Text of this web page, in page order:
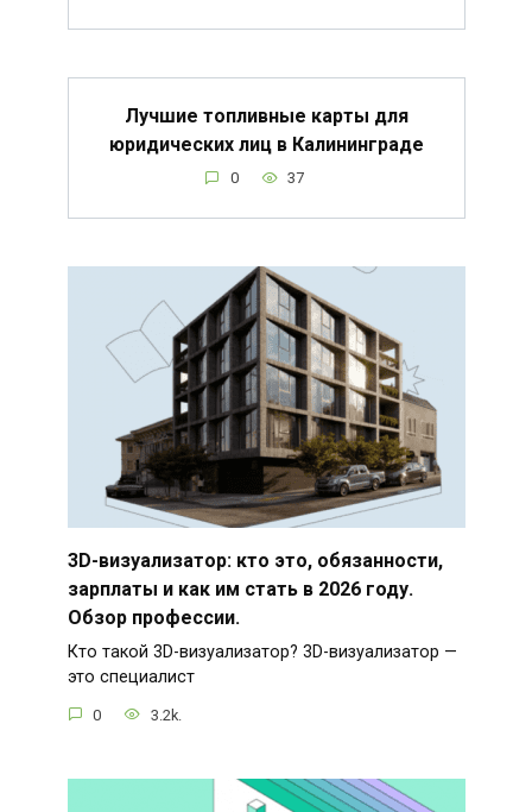
Лучшие топливные карты для
юридических лиц в Калининграде
0 37
3D-визуализатор: кто это, обязанности,
зарплаты и как им стать в 2026 году.
Обзор профессии.
Кто такой 3D-визуализатор? 3D-визуализатор —
это специалист
0 3.2k.